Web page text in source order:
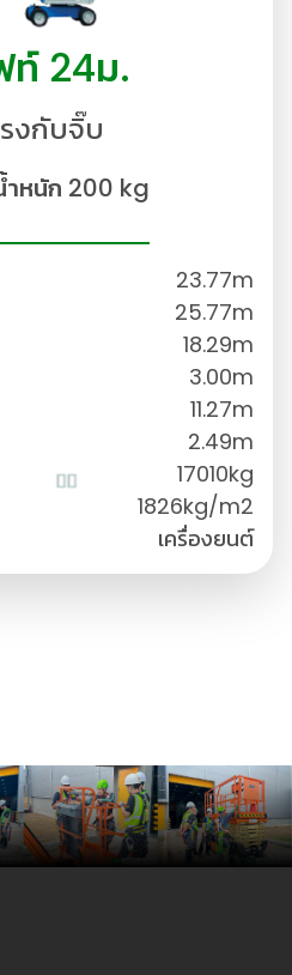
ท์ 24ม.
งกับจิ๊บ
ำหนัก 200 kg
23.77m
25.77m
18.29m
3.00m
11.27m
2.49m
17010kg
1826kg/m2
เครื่องยนต์